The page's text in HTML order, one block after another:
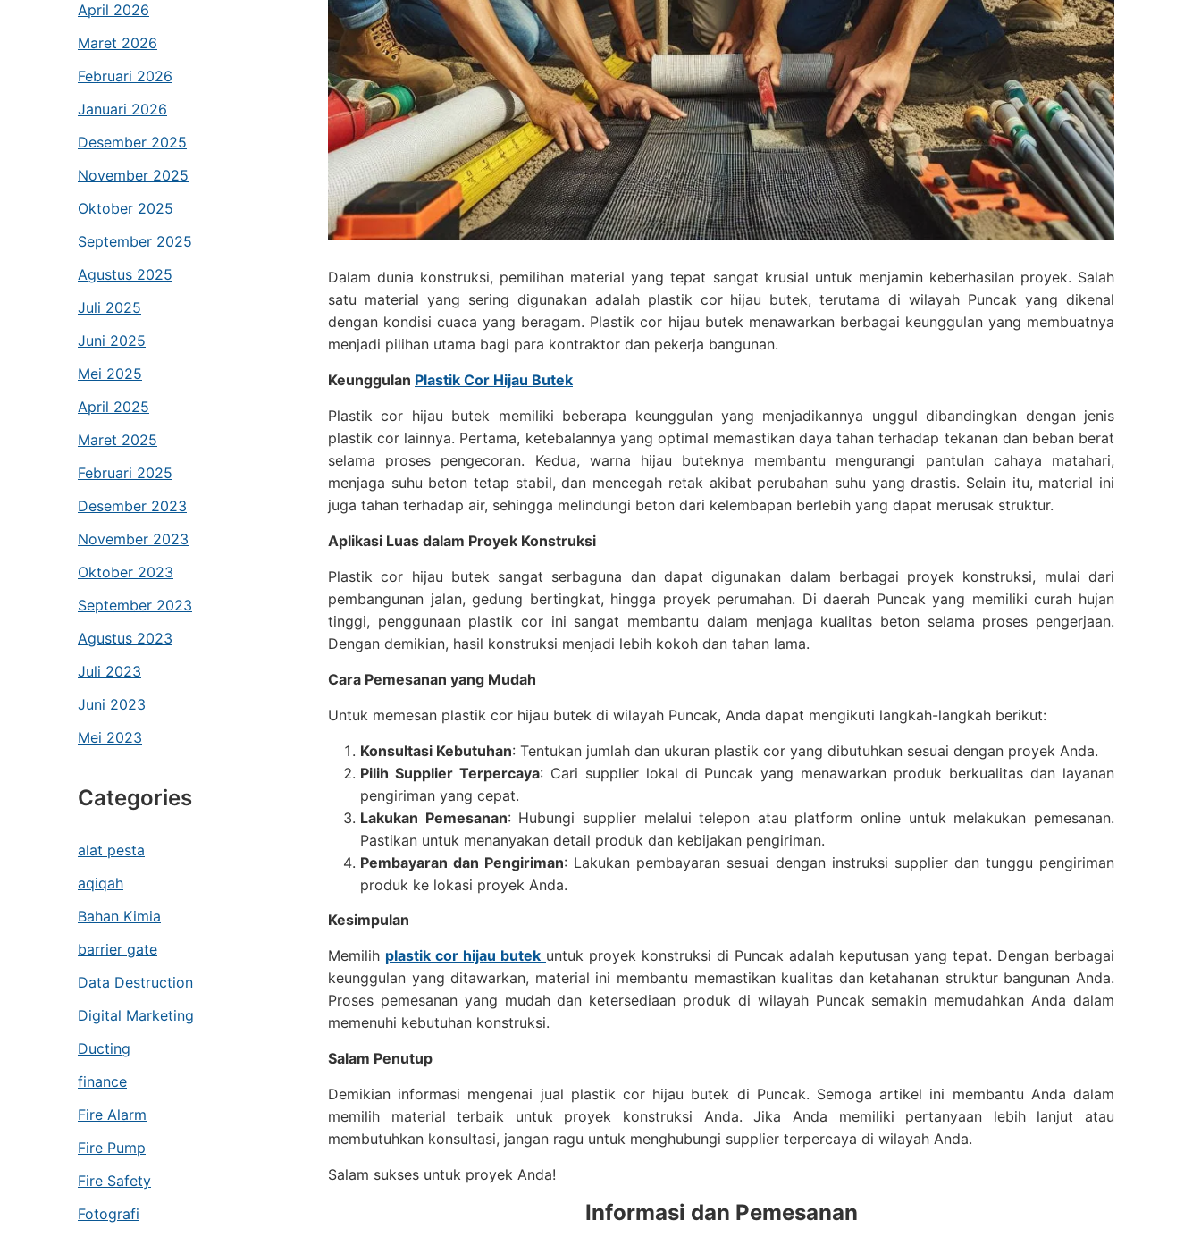
April 2026
Maret 2026
Februari 2026
Januari 2026
Desember 2025
November 2025
Oktober 2025
September 2025
Agustus 2025
Juli 2025
Juni 2025
Mei 2025
April 2025
Maret 2025
Februari 2025
Desember 2023
November 2023
Oktober 2023
September 2023
Agustus 2023
Juli 2023
Juni 2023
Mei 2023
Categories
alat pesta
aqiqah
Bahan Kimia
barrier gate
Data Destruction
Digital Marketing
Ducting
finance
Fire Alarm
Fire Pump
Fire Safety
Fotografi
Dalam dunia konstruksi, pemilihan material yang tepat sangat krusial untuk menjamin keberhasilan proyek. Salah
satu material yang sering digunakan adalah plastik cor hijau butek, terutama di wilayah Puncak yang dikenal
dengan kondisi cuaca yang beragam. Plastik cor hijau butek menawarkan berbagai keunggulan yang membuatnya
menjadi pilihan utama bagi para kontraktor dan pekerja bangunan.
Keunggulan Plastik Cor Hijau Butek
Plastik cor hijau butek memiliki beberapa keunggulan yang menjadikannya unggul dibandingkan dengan jenis
plastik cor lainnya. Pertama, ketebalannya yang optimal memastikan daya tahan terhadap tekanan dan beban berat
selama proses pengecoran. Kedua, warna hijau buteknya membantu mengurangi pantulan cahaya matahari,
menjaga suhu beton tetap stabil, dan mencegah retak akibat perubahan suhu yang drastis. Selain itu, material ini
juga tahan terhadap air, sehingga melindungi beton dari kelembapan berlebih yang dapat merusak struktur.
Aplikasi Luas dalam Proyek Konstruksi
Plastik cor hijau butek sangat serbaguna dan dapat digunakan dalam berbagai proyek konstruksi, mulai dari
pembangunan jalan, gedung bertingkat, hingga proyek perumahan. Di daerah Puncak yang memiliki curah hujan
tinggi, penggunaan plastik cor ini sangat membantu dalam menjaga kualitas beton selama proses pengerjaan.
Dengan demikian, hasil konstruksi menjadi lebih kokoh dan tahan lama.
Cara Pemesanan yang Mudah
Untuk memesan plastik cor hijau butek di wilayah Puncak, Anda dapat mengikuti langkah-langkah berikut:
Konsultasi Kebutuhan: Tentukan jumlah dan ukuran plastik cor yang dibutuhkan sesuai dengan proyek Anda.
Pilih Supplier Terpercaya: Cari supplier lokal di Puncak yang menawarkan produk berkualitas dan layanan
pengiriman yang cepat.
Lakukan Pemesanan: Hubungi supplier melalui telepon atau platform online untuk melakukan pemesanan.
Pastikan untuk menanyakan detail produk dan kebijakan pengiriman.
Pembayaran dan Pengiriman: Lakukan pembayaran sesuai dengan instruksi supplier dan tunggu pengiriman
produk ke lokasi proyek Anda.
Kesimpulan
Memilih plastik cor hijau butek untuk proyek konstruksi di Puncak adalah keputusan yang tepat. Dengan berbagai
keunggulan yang ditawarkan, material ini membantu memastikan kualitas dan ketahanan struktur bangunan Anda.
Proses pemesanan yang mudah dan ketersediaan produk di wilayah Puncak semakin memudahkan Anda dalam
memenuhi kebutuhan konstruksi.
Salam Penutup
Demikian informasi mengenai jual plastik cor hijau butek di Puncak. Semoga artikel ini membantu Anda dalam
memilih material terbaik untuk proyek konstruksi Anda. Jika Anda memiliki pertanyaan lebih lanjut atau
membutuhkan konsultasi, jangan ragu untuk menghubungi supplier terpercaya di wilayah Anda.
Salam sukses untuk proyek Anda!
Informasi dan Pemesanan